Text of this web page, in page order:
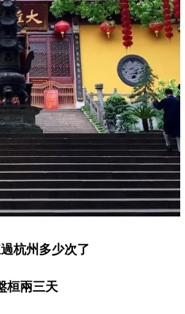
杭州多少次了
桓兩三天